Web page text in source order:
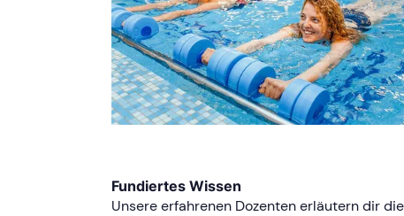
Fundiertes Wissen
Unsere erfahrenen Dozenten erläutern dir die